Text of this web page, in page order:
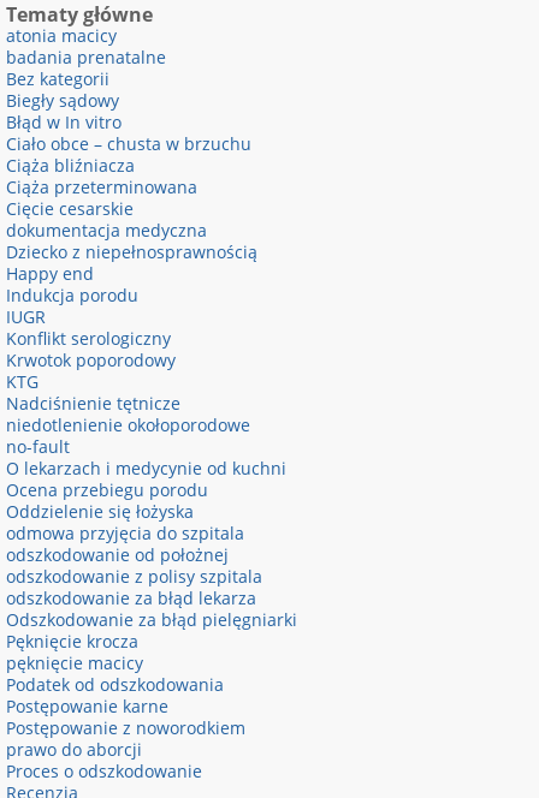
Tematy główne
atonia macicy
badania prenatalne
Bez kategorii
Biegły sądowy
Błąd w In vitro
Ciało obce – chusta w brzuchu
Ciąża bliźniacza
Ciąża przeterminowana
Cięcie cesarskie
dokumentacja medyczna
Dziecko z niepełnosprawnością
Happy end
Indukcja porodu
IUGR
Konflikt serologiczny
Krwotok poporodowy
KTG
Nadciśnienie tętnicze
niedotlenienie okołoporodowe
no-fault
O lekarzach i medycynie od kuchni
Ocena przebiegu porodu
Oddzielenie się łożyska
odmowa przyjęcia do szpitala
odszkodowanie od położnej
odszkodowanie z polisy szpitala
odszkodowanie za błąd lekarza
Odszkodowanie za błąd pielęgniarki
Pęknięcie krocza
pęknięcie macicy
Podatek od odszkodowania
Postępowanie karne
Postępowanie z noworodkiem
prawo do aborcji
Proces o odszkodowanie
Recenzja